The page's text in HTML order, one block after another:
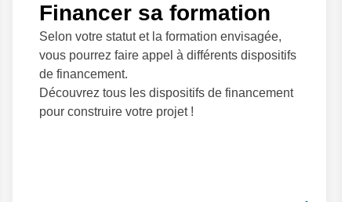
Financer sa formation
Selon votre statut et la formation envisagée,
vous pourrez faire appel à différents dispositifs
de financement.
Découvrez tous les dispositifs de financement
pour construire votre projet !